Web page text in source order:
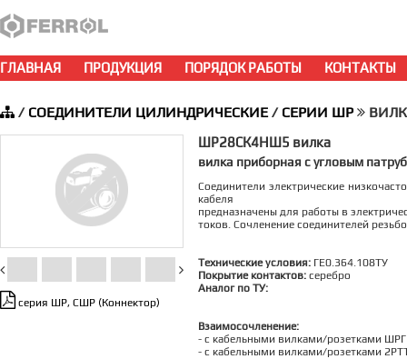
ГЛАВНАЯ ПРОДУКЦИЯ ПОРЯДОК РАБОТЫ КОНТАКТЫ
/ СОЕДИНИТЕЛИ ЦИЛИНДРИЧЕСКИЕ/ СЕРИИ ШР
серия ШР, СШР (Коннектор)
ШР28СК4НШ5 вилка
вилка приборная с угловым
Соединители электрические
кабеля
предназначены для работы в
токов. Сочленение соединителей
Технические условия: ГЕ0.364.108ТУ
Покрытие контактов: серебро
Аналог по ТУ:
Взаимосочленение:
- c кабельными вилками/розетками
- c кабельными вилками/розетками